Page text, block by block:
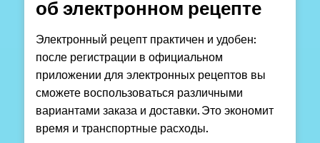
об электронном рецепте
Электронный рецепт практичен и удобен:
после регистрации в официальном
приложении для электронных рецептов вы
сможете воспользоваться различными
вариантами заказа и доставки. Это экономит
время и транспортные расходы.